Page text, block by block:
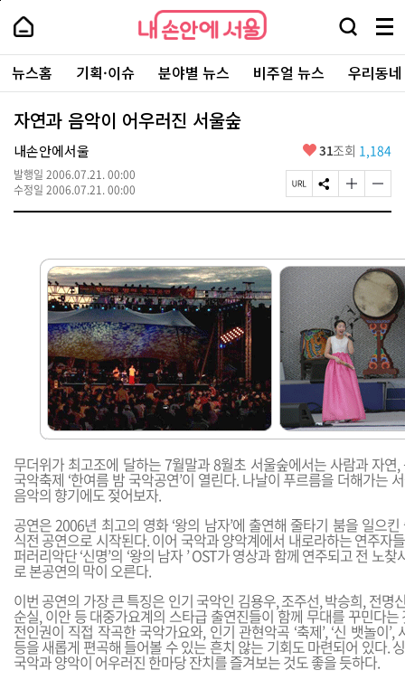
본
로
가
내
손
안
에
서
울
-
서
울
시
대
표
소
내
손
에
울
검
창
열
기
메
뉴
전
체
보
주
요
서
뉴스홈 기획·이슈 분야별 뉴스 비주얼 뉴스 우리동
자연과 음악이 어우러진 서울숲
내손안에서울
발행일 2006.07.21. 00:00
수정일 2006.07.21. 00:00
좋
요
31조회 1,184
페
이
L
복
사
S
N
하
기
글
자
게
변
경
하
기
글
자
게
변
경
하
기
무더위가 최고조에 달하는 7월말과 8월초 서울숲에서는 사람과 자연
국악축제 ‘한여름 밤 국악공연’이 열린다. 나날이 푸르름을 더해가는
음악의 향기에도 젖어보자.
공연은 2006년 최고의 영화 ‘왕의 남자’에 출연해 줄타기 붐을 일으
식전 공연으로 시작된다. 이어 국악과 양악계에서 내로라하는 연주자
퍼러리악단 ‘신명’의 ‘왕의 남자 ’ OST가 영상과 함께 연주되고 전 노찾
로 본공연의 막이 오른다.
이번 공연의 가장 큰 특징은 인기 국악인 김용우, 조주선, 박승희, 전명
순실, 이안 등 대중가요계의 스타급 출연진들이 함께 무대를 꾸민다
전인권이 직접 작곡한 국악가요와, 인기 관현악곡 ‘축제’, ‘신 뱃놀이’,
등을 새롭게 편곡해 들어볼 수 있는 흔치 않는 기회도 마련되어 있다.
국악과 양악이 어우러진 한마당 잔치를 즐겨보는 것도 좋을 듯하다.
페
상
단
로